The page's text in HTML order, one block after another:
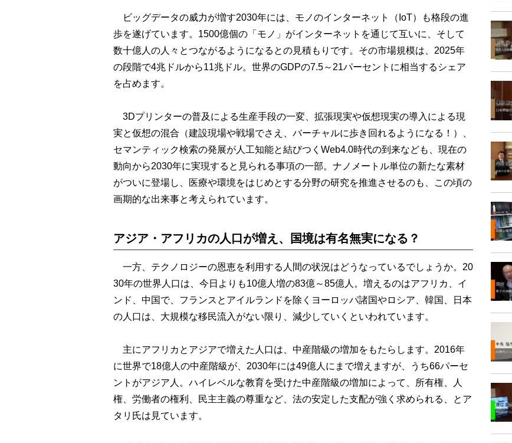
ビッグデータの威力が増す2030年には、モノのインターネット（IoT）も格段の進
歩を遂げています。1500億個の「モノ」がインターネットを通じて互いに、そして
数十億人の人々とつながるようになるとの見積もりです。その市場規模は、2025年
の段階で4兆ドルから11兆ドル。世界のGDPの7.5～21パーセントに相当するシェア
を占めます。
3Dプリンターの普及による生産手段の一変、拡張現実や仮想現実の導入による現
実と仮想の混合（建設現場や戦場でさえ、バーチャルに歩き回れるようになる！）、
セマンティック検索の発展が人工知能と結びつくWeb4.0時代の到来なども、現在の
動向から2030年に実現すると見られる事項の一部。ナノメートル単位の新たな素材
がついに登場し、医療や環境をはじめとする分野の研究を推進させるのも、この頃の
画期的な出来事と考えられています。
アジア・アフリカの人口が増え、国境は有名無実になる？
一方、テクノロジーの恩恵を利用する人間の状況はどうなっているでしょうか。20
30年の世界人口は、今日よりも10億人増の83億～85億人。増えるのはアフリカ、イ
ンド、中国で、フランスとアイルランドを除くヨーロッパ諸国やロシア、韓国、日本
の人口は、大規模な移民流入がない限り、減少していくといわれています。
主にアフリカとアジアで増えた人口は、中産階級の増加をもたらします。2016年
に世界で18億人の中産階級が、2030年には49億人にまで増えますが、うち66パーセ
ントがアジア人。ハイレベルな教育を受けた中産階級の増加によって、所有権、人
権、労働者の権利、民主主義の尊重など、法の安定した支配が強く求められる、とア
タリ氏は見ています。